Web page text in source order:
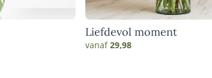
Liefdevol moment
vanaf29,98